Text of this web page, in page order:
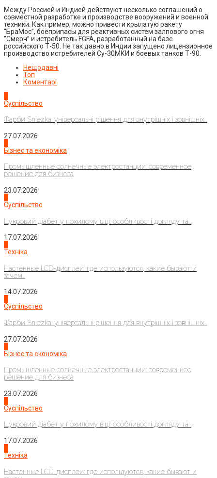
Между Россией и Индией действуют несколько соглашений о
совместной разработке и производстве вооружений и военной
техники. Как пример, можно привести крылатую ракету
“БраМос”, боеприпасы для реактивных систем залпового огня
“Смерч” и истребитель FGFA, разработанный на базе
российского Т-50. Не так давно в Индии запущено лицензионное
производство истребителей Су-30МКИ и боевых танков Т-90.
Нещодавні
Топ
Коментарі
Суспільство
Фарби Sniezka: універсальні рішення для внутрішніх і зовнішніх...
27.07.2026
Бізнес та економіка
Промышленные солнечные электростанции: современное
решение для бизнеса
23.07.2026
Суспільство
Цукровий діабет у похилому віці: особливості догляду та...
17.07.2026
Техніка
Настенные LCD-дисплеи: где используются, какие бывают и
зачем...
14.07.2026
Суспільство
Фарби Sniezka: універсальні рішення для внутрішніх і зовнішніх...
27.07.2026
Бізнес та економіка
Промышленные солнечные электростанции: современное
решение для бизнеса
23.07.2026
Суспільство
Цукровий діабет у похилому віці: особливості догляду та...
17.07.2026
Техніка
Настенные LCD-дисплеи: где используются, какие бывают и